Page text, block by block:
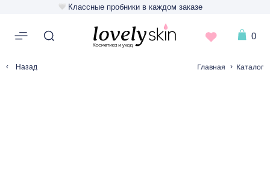
Классные пробники в каждом заказе
Назад Главная › Каталог
‹